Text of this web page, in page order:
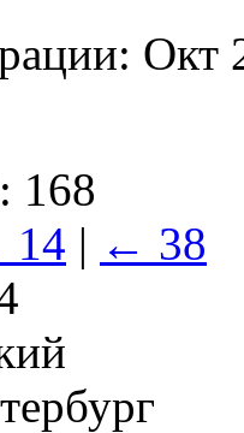
Окт
168
| ← 38